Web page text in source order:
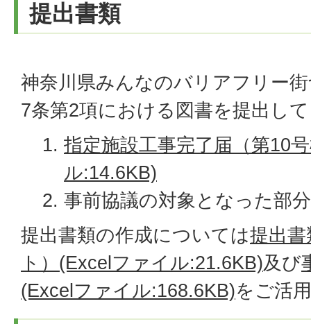
提出書類
神奈川県みんなのバリアフリー
7条第2項における図書を提出し
指定施設工事完了届（第10
ル:14.6KB)
事前協議の対象となった部
提出書類の作成については提出
ト）(Excelファイル:21.6KB)及び
(Excelファイル:168.6KB)をご活